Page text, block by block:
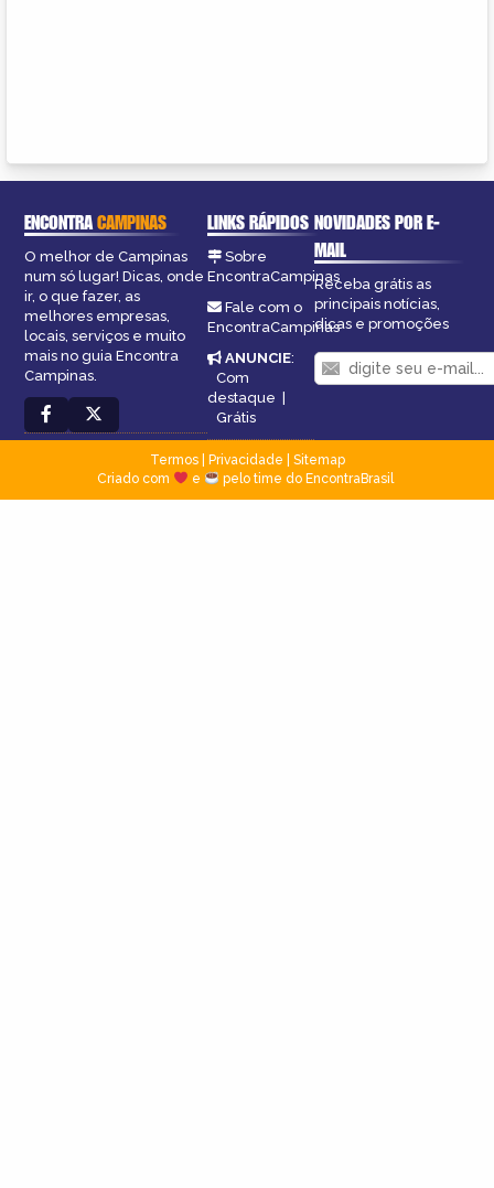
ENCONTRACAMPINAS
O melhor de Campinas
num só lugar! Dicas, onde
ir, o que fazer, as
melhores empresas,
locais, serviços e muito
mais no guia Encontra
Campinas.
LINKS RÁPIDOS
Sobre
EncontraCampinas
Fale com o
EncontraCampinas
ANUNCIE:
Com
destaque |
Grátis
NOVIDADES POR E-
MAIL
Receba grátis as
principais notícias,
dicas e promoções
Termos| Privacidade
Sitemap
Criado com
e pelo time do EncontraBrasil